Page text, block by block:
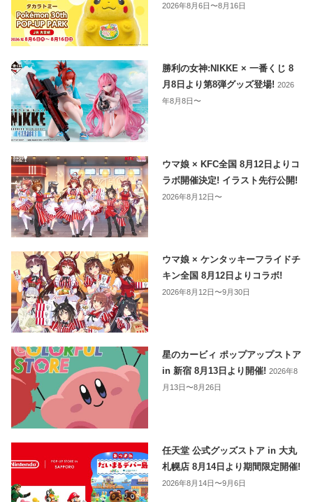
2026年8月6日〜8月16日
勝利の女神:NIKKE × 一番くじ 8
月8日より第8弾グッズ登場!2026
年8月8日〜
ウマ娘 × KFC全国 8月12日よりコ
ラボ開催決定! イラスト先行公開!
2026年8月12日〜
ウマ娘 × ケンタッキーフライドチ
キン全国 8月12日よりコラボ!
2026年8月12日〜9月30日
星のカービィ ポップアップストア
in 新宿 8月13日より開催!2026年8
月13日〜8月26日
任天堂 公式グッズストア in 大丸
札幌店 8月14日より期間限定開催!
2026年8月14日〜9月6日